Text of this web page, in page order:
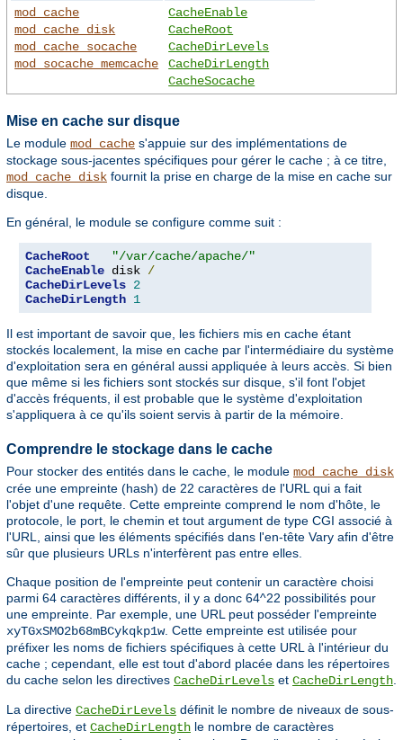
mod_cache
mod_cache_disk
mod_cache_socache
mod_socache_memcache
CacheEnable
CacheRoot
CacheDirLevels
CacheDirLength
CacheSocache
Mise en cache sur disque
Le module mod_cache s'appuie sur des implémentations de
stockage sous-jacentes spécifiques pour gérer le cache ; à ce titre,
mod_cache_disk fournit la prise en charge de la mise en cache sur
disque.
En général, le module se configure comme suit :
CacheRoot
"/var/cache/apache/"
CacheEnable disk /
CacheDirLevels 2
CacheDirLength 1
Il est important de savoir que, les fichiers mis en cache étant
stockés localement, la mise en cache par l'intermédiaire du système
d'exploitation sera en général aussi appliquée à leurs accès. Si bien
que même si les fichiers sont stockés sur disque, s'il font l'objet
d'accès fréquents, il est probable que le système d'exploitation
s'appliquera à ce qu'ils soient servis à partir de la mémoire.
Comprendre le stockage dans le cache
Pour stocker des entités dans le cache, le module mod_cache_disk
crée une empreinte (hash) de 22 caractères de l'URL qui a fait
l'objet d'une requête. Cette empreinte comprend le nom d'hôte, le
protocole, le port, le chemin et tout argument de type CGI associé à
l'URL, ainsi que les éléments spécifiés dans l'en-tête Vary afin d'être
sûr que plusieurs URLs n'interfèrent pas entre elles.
Chaque position de l'empreinte peut contenir un caractère choisi
parmi 64 caractères différents, il y a donc 64^22 possibilités pour
une empreinte. Par exemple, une URL peut posséder l'empreinte
xyTGxSMO2b68mBCykqkp1w. Cette empreinte est utilisée pour
préfixer les noms de fichiers spécifiques à cette URL à l'intérieur du
cache ; cependant, elle est tout d'abord placée dans les répertoires
du cache selon les directives CacheDirLevels et CacheDirLength.
La directive CacheDirLevels définit le nombre de niveaux de sous-
répertoires, et CacheDirLength le nombre de caractères